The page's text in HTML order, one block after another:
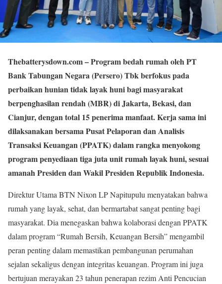
Thebatterysdown.com– Program bedah rumah oleh PT
Bank Tabungan Negara (Persero) Tbk berfokus pada
perbaikan hunian tidak layak huni bagi masyarakat
berpenghasilan rendah (MBR) di Jakarta, Bekasi, dan
Cianjur, dengan total 15 penerima manfaat. Kerja sama ini
dilaksanakan bersama Pusat Pelaporan dan Analisis
Transaksi Keuangan (PPATK) dalam rangka menyokong
program penyediaan tiga juta unit rumah layak huni, sesuai
amanah Presiden dan Wakil Presiden Republik Indonesia.
Direktur Utama BTN Nixon LP Napitupulu menyatakan bahwa
rumah yang layak, sehat, dan bermartabat sangat penting bagi
masyarakat. Dia menegaskan bahwa kolaborasi dengan PPATK
dalam program “Rumah Bersih, Keuangan Bersih” mengambil
peran penting dalam memastikan pembangunan perumahan
sejalan sekaligus dengan integritas keuangan. Program ini juga
bertujuan merayakan 23 tahun penerapan rezim Anti Pencucian